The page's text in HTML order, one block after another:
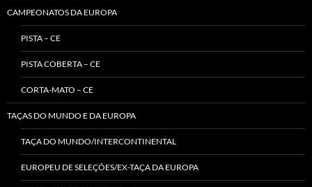
CAMPEONATOS DA EUROPA
PISTA – CE
PISTA COBERTA – CE
CORTA-MATO – CE
TAÇAS DO MUNDO E DA EUROPA
TAÇA DO MUNDO/INTERCONTINENTAL
EUROPEU DE SELEÇÕES/EX-TAÇA DA EUROPA